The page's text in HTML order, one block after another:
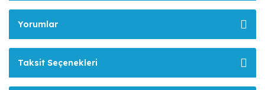
Yorumlar
Taksit Seçenekleri